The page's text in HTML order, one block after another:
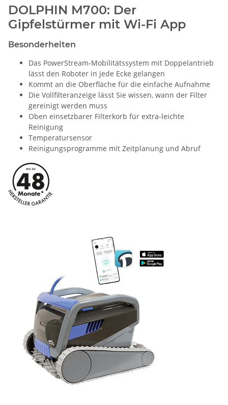
DOLPHIN M700: Der
Gipfelstürmer mit Wi-Fi App
Besonderheiten
Das PowerStream-Mobilitätssystem mit Doppelantrieb
lässt den Roboter in jede Ecke gelangen
Kommt an die Oberfläche für die einfache Aufnahme
Die Vollfilteranzeige lässt Sie wissen, wann der Filter
gereinigt werden muss
Oben einsetzbarer Filterkorb für extra-leichte
Reinigung
Temperatursensor
Reinigungsprogramme mit Zeitplanung und Abruf